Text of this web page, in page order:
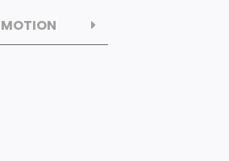
MOTION